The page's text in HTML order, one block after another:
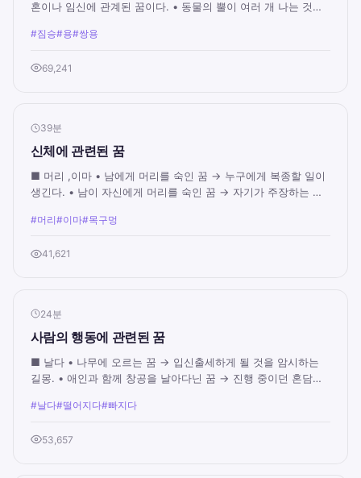
혼이나 임신에 관계된 꿈이다. • 동물의 뿔이 여러 개 나는 것은
#짐승#용#쌍용
69,241
39분
신체에 관련된 꿈
■ 머리 ,이마 • 남에게 머리를 숙인 꿈 → 누구에게 복종할 일이
생긴다. • 남이 자신에게 머리를 숙인 꿈 → 자기가 주장하는 일
#머리#이마#목구멍
41,621
24분
사람의 행동에 관련된 꿈
■ 날다 • 나무에 오르는 꿈 → 입신출세하게 될 것을 암시하는
길몽. • 애인과 함께 창공을 날아다닌 꿈 → 진행 중이던 혼담이
#날다#떨어지다#빠지다
53,657